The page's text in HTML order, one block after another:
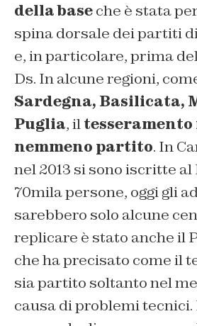
della baseche è stata
spina dorsale dei partiti
e, in particolare, prima
Ds. In alcune regioni,
Sardegna, Basilicata,
Puglia, iltesseramento
nemmeno partito. In
nel 2013 si sono iscritte
70mila persone, oggi gli
sarebbero solo alcune
replicare è stato anche il
che ha precisato come il
sia partito soltanto nel
causa di problemi tecnici.